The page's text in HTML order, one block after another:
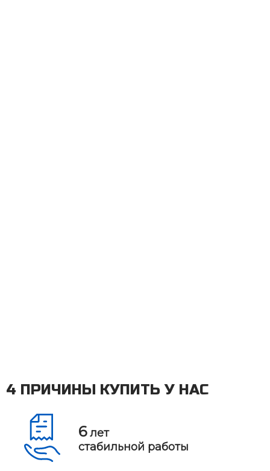
4 ПРИЧИНЫ КУПИТЬ У НАС
6лет
стабильной работы